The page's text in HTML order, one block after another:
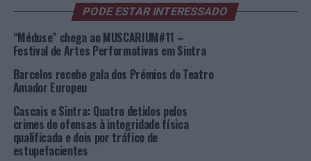
FICHA DE CANDIDATURA – GALA DOS CAMPEÕES DE
SINTRA – DESPORTO FEDERADO – TÍTULOS
INDIVIDUAIS
http://desportoinscricoes.cm-
sintra.pt/survey/index/sid/796459/newtest/Y/lang/pt
FICHA DE CANDIDATURA – GALA DOS CAMPEÕES DE
SINTRA – DESPORTO FEDERADO – TÍTULOS
COLETIVOS
PODE ESTAR INTERESSADO
“Méduse” chega ao MUSCARIUM#11 –
Festival de Artes Performativas em Sintra
Barcelos recebe gala dos Prémios do Teatro
Amador Europeu
Cascais e Sintra: Quatro detidos pelos
crimes de ofensas à integridade física
qualificada e dois por tráfico de
estupefacientes